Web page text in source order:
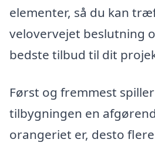
elementer, så du kan
velovervejet beslutning
bedste tilbud til dit
Først og fremmest
tilbygningen en
orangeriet er, desto